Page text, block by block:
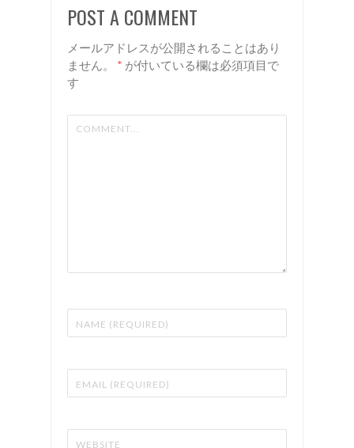
谷 美容
室 リア
ン
訪 岡
谷 美容
ン
POST A COMMENT
メールアドレスが公開されることはあり
ません。
* が付いている欄は必須項目で
す